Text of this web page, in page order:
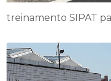
treinamento SIPAT